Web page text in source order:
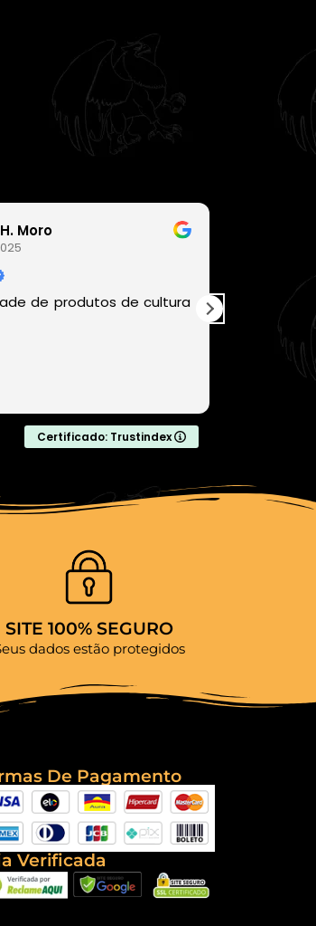
Moro
de produtos de cultura
chegou
com
com
comprar
Certificado: Trustindex
SITE 100% SEGURO
dados estão protegidos
De Pagamento
Verificada